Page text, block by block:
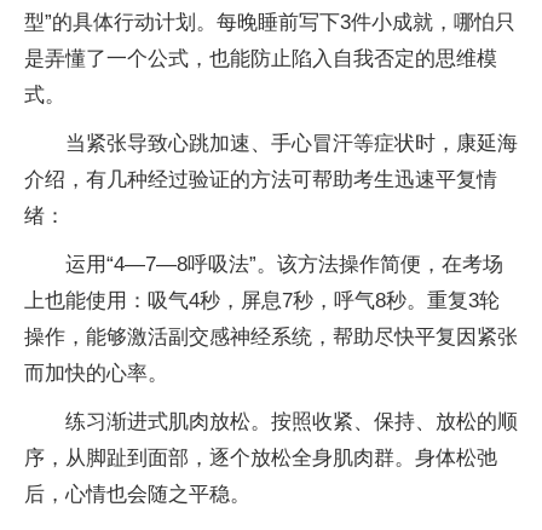
型”的具体行动计划。每晚睡前写下3件小成就，哪怕只
是弄懂了一个公式，也能防止陷入自我否定的思维模
式。
当紧张导致心跳加速、手心冒汗等症状时，康延海
介绍，有几种经过验证的方法可帮助考生迅速平复情
绪：
运用“4—7—8呼吸法”。该方法操作简便，在考场
上也能使用：吸气4秒，屏息7秒，呼气8秒。重复3轮
操作，能够激活副交感神经系统，帮助尽快平复因紧张
而加快的心率。
练习渐进式肌肉放松。按照收紧、保持、放松的顺
序，从脚趾到面部，逐个放松全身肌肉群。身体松弛
后，心情也会随之平稳。